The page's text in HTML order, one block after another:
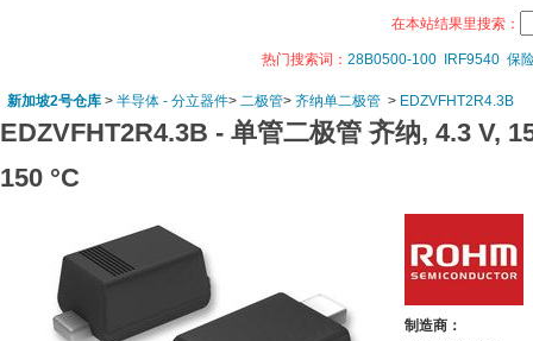
在本站结果里搜索：
热门搜索词： 28B0500-100 IRF9540 保
新加坡2号仓库 > 半导体 - 分立器件> 二极管> 齐纳单二极管 > EDZVFHT2R4.3B
EDZVFHT2R4.3B - 单管二极管 齐纳, 4.3 V,
150 °C
制造商：